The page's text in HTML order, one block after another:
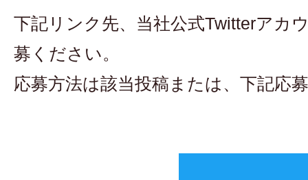
下記リンク先、当社公式Twitterアカ
募ください。
応募方法は該当投稿または、下記応